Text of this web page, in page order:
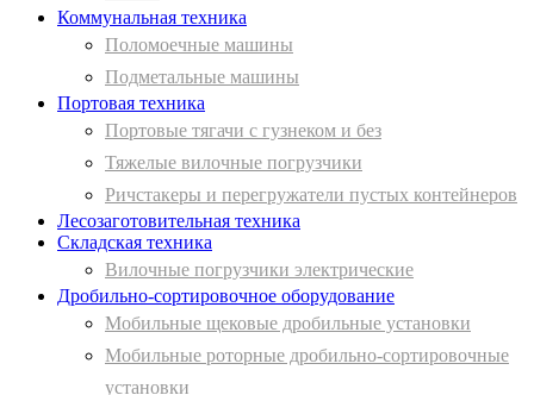
Коммунальная техника
Поломоечные машины
Подметальные машины
Портовая техника
Портовые тягачи с гузнеком и без
Тяжелые вилочные погрузчики
Ричстакеры и перегружатели пустых контейнеров
Лесозаготовительная техника
Складская техника
Вилочные погрузчики электрические
Дробильно-сортировочное оборудование
Мобильные щековые дробильные установки
Мобильные роторные дробильно-сортировочные
установки